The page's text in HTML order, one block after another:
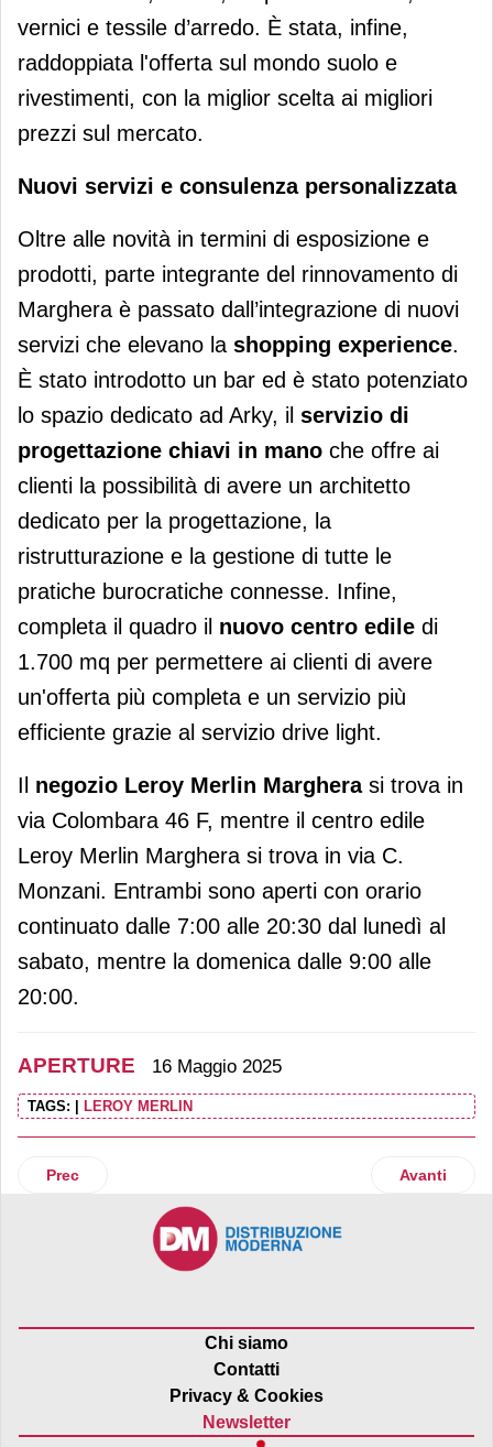
vernici e tessile d’arredo. È stata, infine,
raddoppiata l'offerta sul mondo suolo e
rivestimenti, con la miglior scelta ai migliori
prezzi sul mercato.
Nuovi servizi e consulenza personalizzata
Oltre alle novità in termini di esposizione e
prodotti, parte integrante del rinnovamento di
Marghera è passato dall’integrazione di nuovi
servizi che elevano la shopping experience.
È stato introdotto un bar ed è stato potenziato
lo spazio dedicato ad Arky, il servizio di
progettazione chiavi in mano che offre ai
clienti la possibilità di avere un architetto
dedicato per la progettazione, la
ristrutturazione e la gestione di tutte le
pratiche burocratiche connesse. Infine,
completa il quadro il nuovo centro edile di
1.700 mq per permettere ai clienti di avere
un'offerta più completa e un servizio più
efficiente grazie al servizio drive light.
Il negozio Leroy Merlin Margherasi trova in
via Colombara 46 F, mentre il centro edile
Leroy Merlin Marghera si trova in via C.
Monzani. Entrambi sono aperti con orario
continuato dalle 7:00 alle 20:30 dal lunedì al
sabato, mentre la domenica dalle 9:00 alle
20:00.
APERTURE 16 Maggio 2025
TAGS: LEROY MERLIN
Articolo precedente: Action inaugura uno store a Casoria
Prec Articolo
Avanti
Chi siamo
Contatti
Privacy & Cookies
Newsletter